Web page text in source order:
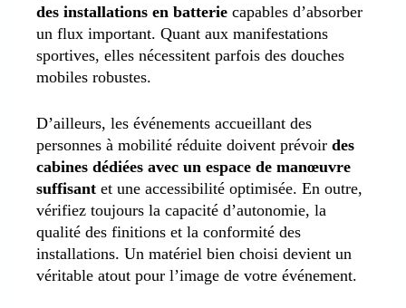
des installations en batterie capables d’absorber
un flux important. Quant aux manifestations
sportives, elles nécessitent parfois des douches
mobiles robustes.
D’ailleurs, les événements accueillant des
personnes à mobilité réduite doivent prévoir des
cabines dédiées avec un espace de manœuvre
suffisant et une accessibilité optimisée. En outre,
vérifiez toujours la capacité d’autonomie, la
qualité des finitions et la conformité des
installations. Un matériel bien choisi devient un
véritable atout pour l’image de votre événement.